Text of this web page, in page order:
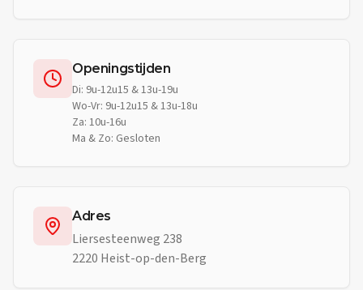
Openingstijden
Di: 9u-12u15 & 13u-19u
Wo-Vr: 9u-12u15 & 13u-18u
Za: 10u-16u
Ma & Zo: Gesloten
Adres
Liersesteenweg 238
2220 Heist-op-den-Berg